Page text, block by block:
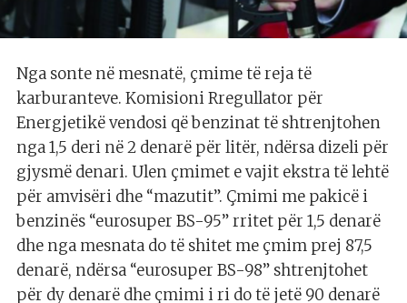
Nga sonte në mesnatë, çmime të reja të
karburanteve. Komisioni Rregullator për
Energjetikë vendosi që benzinat të shtrenjtohen
nga 1,5 deri në 2 denarë për litër, ndërsa dizeli për
gjysmë denari. Ulen çmimet e vajit ekstra të lehtë
për amvisëri dhe “mazutit”. Çmimi me pakicë i
benzinës “eurosuper BS-95” rritet për 1,5 denarë
dhe nga mesnata do të shitet me çmim prej 87,5
denarë, ndërsa “eurosuper BS-98” shtrenjtohet
për dy denarë dhe çmimi i ri do të jetë 90 denarë